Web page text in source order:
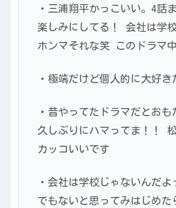
・三浦翔平かっこいい。4話
楽しみにしてる！ 会社は学
ホンマそれな笑 このドラマ中
・極端だけど個人的に大好き
・昔やってたドラマだとおも
久しぶりにハマってま！！
カッコいいです
・会社は学校じゃないんだ
でもないと思ってみはじめた